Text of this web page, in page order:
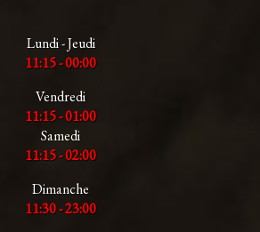
Lundi - Jeudi
11:15 - 00:00
Vendredi
11:15 - 01:00
Samedi
11:15 - 02:00
Dimanche
11:30 - 23:00